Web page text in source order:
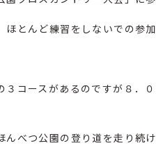
とんど練習をしないでの参
３コースがあるのですが８．
べつ公園の登り道を走り続